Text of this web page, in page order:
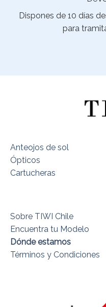
Dispones de 10 días
para
Anteojos de sol
Ópticos
Cartucheras
Sobre TIWI Chile
Encuentra tu Modelo
Dónde estamos
Términos y Condiciones